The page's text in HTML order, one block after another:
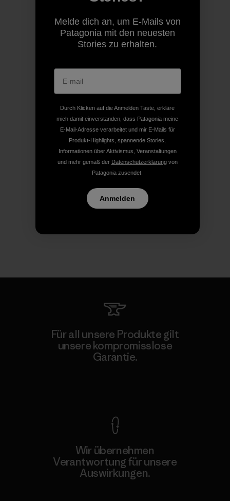
Für all unsere Produkte gilt
unsere kompromisslose
Garantie.
Wir übernehmen
Verantwortung für unsere
Auswirkungen.
Melde dich an, um E-Mails von
Patagonia mit den neuesten
Stories zu erhalten.
Durch Klicken auf die Anmelden Taste, erkläre
mich damit einverstanden, dass Patagonia meine
E-Mail-Adresse verarbeitet und mir E-Mails für
Produkt-Highlights, spannende Stories,
Informationen über Aktivismus, Veranstaltungen
und mehr gemäß der Datenschutzerklärungvon
Patagonia zusendet.
Anmelden